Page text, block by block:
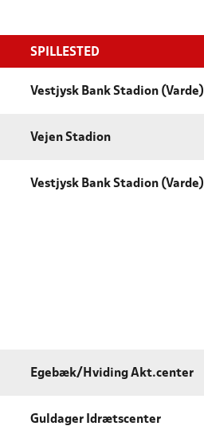
SPILLESTED
Vestjysk Bank Stadion (Varde)
Vejen Stadion
Vestjysk Bank Stadion (Varde)
Egebæk/Hviding Akt.center
Guldager Idrætscenter